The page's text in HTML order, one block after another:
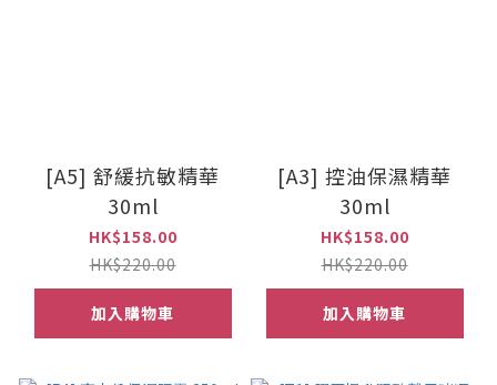
[A5] 舒緩抗敏精華
30ml
HK$158.00
HK$220.00
加入購物車
[A3] 控油保濕精華
30ml
HK$158.00
HK$220.00
加入購物車